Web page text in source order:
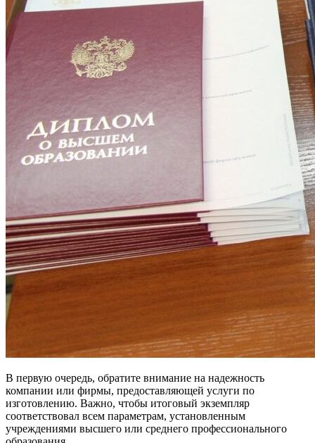
В первую очередь, обратите внимание на надежность
компании или фирмы, предоставляющей услуги по
изготовлению. Важно, чтобы итоговый экземпляр
соответствовал всем параметрам, установленным
учреждениями высшего или среднего профессионального